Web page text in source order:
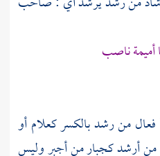
أميمةناصب
من رشد بالكسر كعلام أو
أرشد كجبار من أجبر وليس